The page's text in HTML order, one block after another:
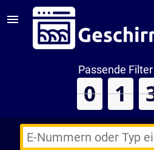
Passende
0 1